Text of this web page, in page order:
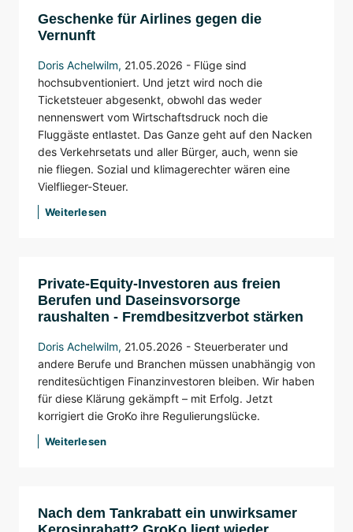
Geschenke für Airlines gegen die
Vernunft
Doris Achelwilm, 21.05.2026 - Flüge sind
hochsubventioniert. Und jetzt wird noch die
Ticketsteuer abgesenkt, obwohl das weder
nennenswert vom Wirtschaftsdruck noch die
Fluggäste entlastet. Das Ganze geht auf den Nacken
des Verkehrsetats und aller Bürger, auch, wenn sie
nie fliegen. Sozial und klimagerechter wären eine
Vielflieger-Steuer.
Weiterlesen
Private-Equity-Investoren aus freien
Berufen und Daseinsvorsorge
raushalten - Fremdbesitzverbot stärken
Doris Achelwilm, 21.05.2026 - Steuerberater und
andere Berufe und Branchen müssen unabhängig von
renditesüchtigen Finanzinvestoren bleiben. Wir haben
für diese Klärung gekämpft – mit Erfolg. Jetzt
korrigiert die GroKo ihre Regulierungslücke.
Weiterlesen
Nach dem Tankrabatt ein unwirksamer